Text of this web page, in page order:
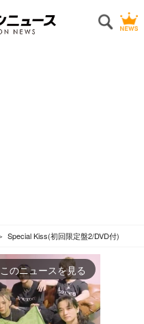
Special Kiss(初回限定盤2/DVD付)
このニュースを見る